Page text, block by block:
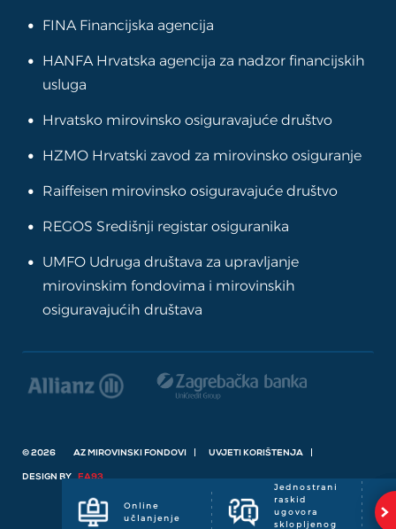
Online
učlanjenje
Jednostrani
raskid
ugovora
sklopljenog
Online
učlanjenje
Jednostrani
raskid
ugovora
sklopljenog
FINA Financijska agencija
HANFA Hrvatska agencija za nadzor financijskih
usluga
Hrvatsko mirovinsko osiguravajuće društvo
HZMO Hrvatski zavod za mirovinsko osiguranje
Raiffeisen mirovinsko osiguravajuće društvo
REGOS Središnji registar osiguranika
UMFO Udruga društava za upravljanje
mirovinskim fondovima i mirovinskih
osiguravajućih društava
© 2026 AZ MIROVINSKI FONDOVI UVJETI KORIŠTENJA
DESIGN BY EA93